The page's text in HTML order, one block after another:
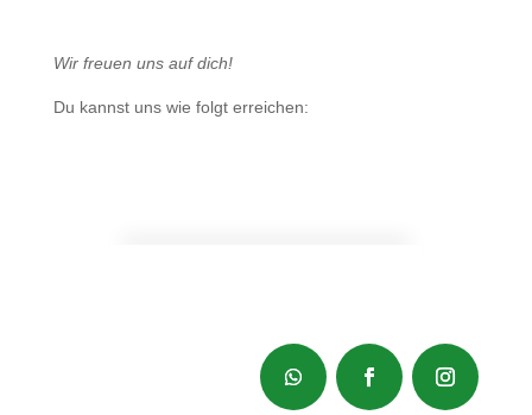
Wir freuen uns auf dich!
Du kannst uns wie folgt erreichen: